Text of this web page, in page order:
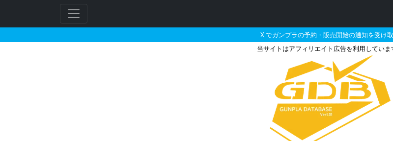
X でガンプラの予約・販売開始の通知を受け
当サイトはアフィリエイト広告を利用していま
ARMORED CORE レイレナード 04-